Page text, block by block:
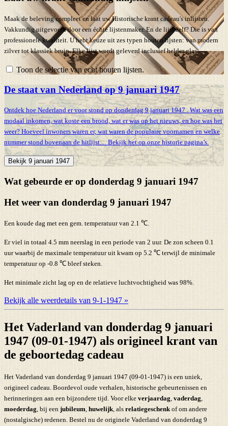
Maak de beleving compleet en laat uw Historische krant cadeau's inlijsten.
Vakkundig uitgevoerd door een échte lijstenmaker. En de lijst zelf? Die is van
professionele kwaliteit. U hebt keuze uit zes typen houten lijsten: van modern
zilver tot klassiek bruin. Elke lijst wordt geleverd inclusief helder glas.
Toon de selectie van echt houten lijsten.
De staat van Nederland op 9 januari 1947
Ontdek hoe Nederland er voor stond op donderdag 9 januari 1947 . Wat was een
modaal inkomen, wat koste een brood, wat er was op het nieuws, en hoe was het
weer? Hoeveel inwoners waren er, wat waren de populaire voornamen en welke
nummer stond bovenaan de hitlijst… Bekijk het op onze historie pagina’s.
Bekijk 9 januari 1947
Wat gebeurde er op donderdag 9 januari 1947
Het weer van donderdag 9 januari 1947
Een koude dag met een gem. temperatuur van 2.1 ℃.
Er viel in totaal 4.5 mm neerslag in een periode van 2 uur. De zon scheen 0.1
uur waarbij de maximale temperatuur uit kwam op 5.2 ℃ terwijl de minimale
temperatuur op -0.8 ℃ bleef steken.
Het minimale zicht lag op en de relatieve luchtvochtigheid was 98%.
Bekijk alle weerdetails van 9-1-1947 »
Het Vaderland van donderdag 9 januari
1947 (09-01-1947) als origineel krant van
de geboortedag cadeau
Het Vaderland van donderdag 9 januari 1947 (09-01-1947) is een uniek,
origineel cadeau. Boordevol oude verhalen, historische gebeurtenissen en
herinneringen aan een bijzondere tijd. Voor elke verjaardag, vaderdag,
moederdag, bij een jubileum, huwelijk, als relatiegeschenkof om andere
(nostalgische) redenen. Bestel nu de originele Vaderland van donderdag 9